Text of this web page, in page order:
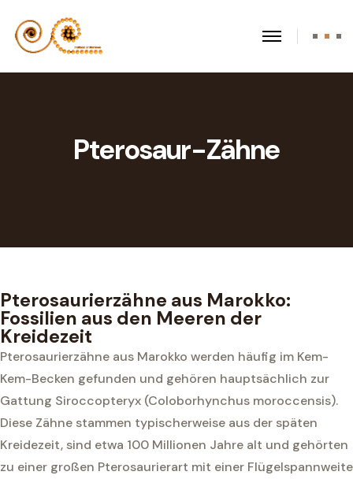
Pterosaur-Zähne
Pterosaurierzähne aus Marokko:
Fossilien aus den Meeren der
Kreidezeit
Pterosaurierzähne aus Marokko werden häufig im Kem-
Kem-Becken gefunden und gehören hauptsächlich zur
Gattung Siroccopteryx (Coloborhynchus moroccensis).
Diese Zähne stammen typischerweise aus der späten
Kreidezeit, sind etwa 100 Millionen Jahre alt und gehörten
zu einer großen Pterosaurierart mit einer Flügelspannweite